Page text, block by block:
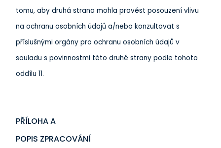
tomu, aby druhá strana mohla provést posouzení vlivu
na ochranu osobních údajů a/nebo konzultovat s
příslušnými orgány pro ochranu osobních údajů v
souladu s povinnostmi této druhé strany podle tohoto
oddílu 11.
PŘÍLOHA A
POPIS ZPRACOVÁNÍ